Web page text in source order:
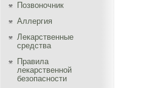
Позвоночник
Аллергия
Лекарственные
средства
Правила
лекарственной
безопасности